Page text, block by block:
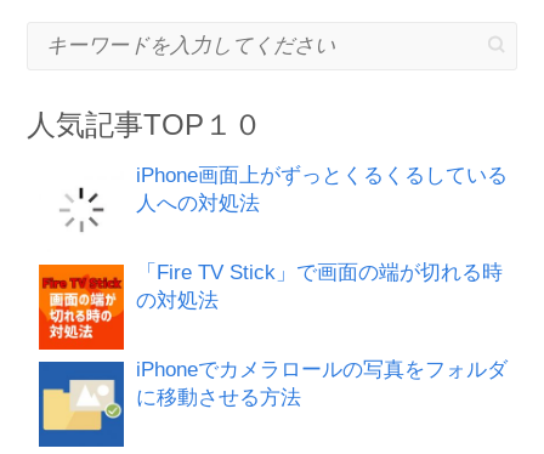
キーワードを入力してください
人気記事TOP１０
iPhone画面上がずっとくるくるしている
人への対処法
「Fire TV Stick」で画面の端が切れる時
の対処法
iPhoneでカメラロールの写真をフォルダ
に移動させる方法